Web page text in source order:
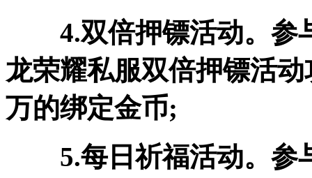
4.双倍押镖活动。参
龙荣耀私服双倍押镖活
万的绑定金币;
5.每日祈福活动。参